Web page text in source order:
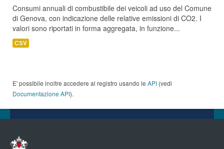
Consumi annuali di combustibile dei veicoli ad uso del Comune
di Genova, con indicazione delle relative emissioni di CO2. I
valori sono riportati in forma aggregata, in funzione...
CSV
E' possibile inoltre accedere al registro usando le API (vedi
Documentazione API).